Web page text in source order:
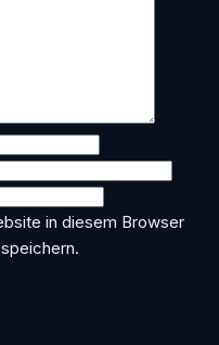
in diesem Browser